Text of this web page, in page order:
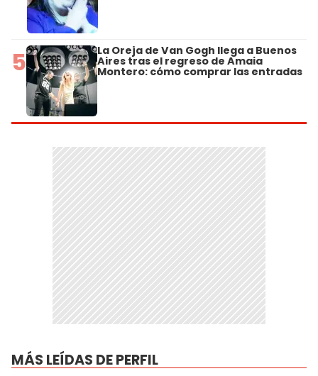
5 La Oreja de Van Gogh llega a Buenos
Aires tras el regreso de Amaia
Montero: cómo comprar las entradas
MÁS LEÍDAS DE PERFIL